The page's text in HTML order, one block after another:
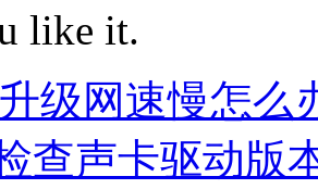
like it.
级网速慢怎么
查声卡驱动版